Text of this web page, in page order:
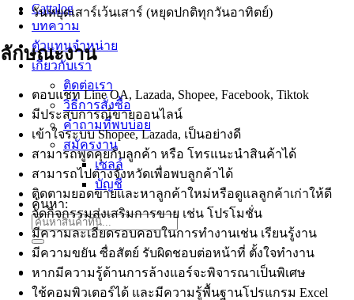
Cattalog
บทความ
ตัวแทนจำหน่าย
เกี่ยวกับเรา
ติดต่อเรา
วิธีการสั่งซื้อ
คำถามที่พบบ่อย
สมัครงาน
เซลล์
บัญชี
ค้นหา:
วันหยุดเสาร์เว้นเสาร์ (หยุดปกติทุกวันอาทิตย์)
ลักษณะงาน
ตอบแชท Line OA, Lazada, Shopee, Facebook, Tiktok
มีประสบการณ์ขายออนไลน์
เข้าใจระบบ Shopee, Lazada, เป็นอย่างดี
สามารถพูดคุยกับลูกค้า หรือ โทรแนะนำสินค้าได้
สามารถไปต่างจังหวัดเพื่อพบลูกค้าได้
ติดตามยอดขายและหาลูกค้าใหม่หรือดูแลลูกค้าเก่าให้ดี
จัดกิจกรรมส่งเสริมการขาย เช่น โปรโมชั่น
มีความละเอียดรอบคอบในการทำงานเช่น เรียนรู้งาน
มีความขยัน ซื่อสัตย์ รับผิดชอบต่อหน้าที่ ตั้งใจทำงาน
หากมีความรู้ด้านการล้างแอร์จะพิจารณาเป็นพิเศษ
ใช้คอมพิวเตอร์ได้ และมีความรู้พื้นฐานโปรแกรม Excel